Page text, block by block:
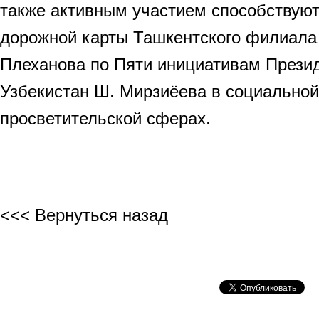
также активным участием
дорожной карты Ташкентского
Плеханова по Пяти инициативам
Узбекистан Ш. Мирзиёева в
просветительской сферах.
<<< Вернуться назад